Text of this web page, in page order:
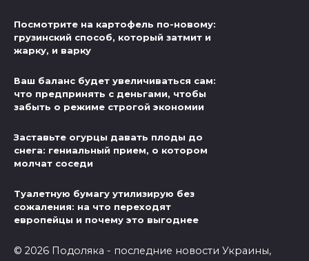
Посмотрите на картофель по-новому:
грузинский способ, который затмит и
жарку, и варку
Ваш баланс будет увеличиваться сам:
что предпринять с деньгами, чтобы
забыть о режиме строгой экономии
Заставьте огурцы давать плоды до
снега: гениальный прием, о котором
молчат соседи
Туалетную бумагу утилизирую без
сожаления: на что переходят
европейцы и почему это выгоднее
© 2026 Подоляка - последние новости Украины,